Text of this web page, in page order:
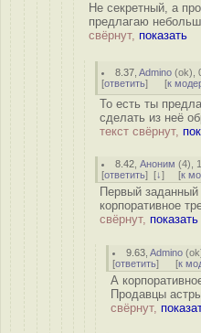
Не секретный, а
предлагаю
свёрнут, показать
8.37 ,Admino (ok),
[ответить] [к
То есть ты
сделать из неё
текст свёрнут,
8.42 ,Аноним (4),
[ответить] [↓] [к
Первый
корпоративное
свёрнут, показать
9.63 ,Admino (ok
[ответить] [к
А
Продавцы
свёрнут,